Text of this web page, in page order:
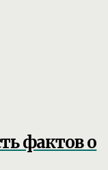
фактов о